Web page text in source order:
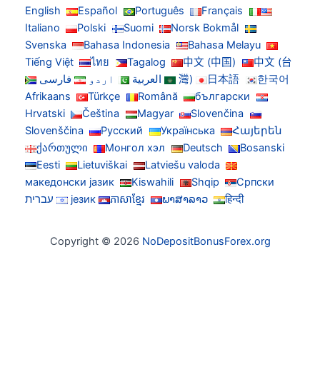
English Español Português
Français
Italiano
Polski Suomi
Norsk Bokmål
Svenska
Bahasa Indonesia
Bahasa Melayu
Tiếng Việt
ไทย Tagalog 中文 (中国)
中文 (台
灣)
日本語 한국어 العربية اردو
فارسی
Afrikaans
Türkçe Română
български
Hrvatski
Čeština Magyar
Slovenčina
Slovenščina
Русский Українська
Հայերեն
ქართული
Монгол хэл Deutsch
Bosanski
Eesti
Lietuviškai
Latviešu valoda
македонски јазик
Kiswahili Shqip
Српски
језик
ភាសាខ្មែរ ພາສາລາວ हिन्दी עברית
Copyright © 2026NoDepositBonusForex.org